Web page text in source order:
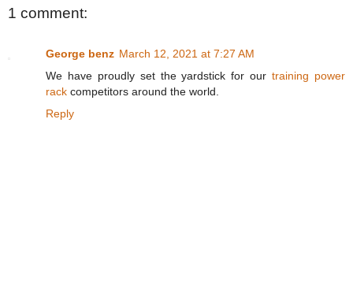
1 comment:
George benz March 12, 2021 at 7:27 AM
We have proudly set the yardstick for ourtraining power
rack competitors around the world.
Reply